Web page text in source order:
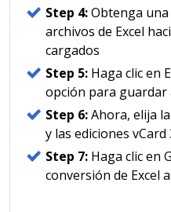
Step 4:Obtenga
archivos de Excel
cargados
Step 5: Haga clic en
opción para guardar
Step 6:Ahora, elija
y las ediciones vCard
Step 7: Haga clic en
conversión de Excel